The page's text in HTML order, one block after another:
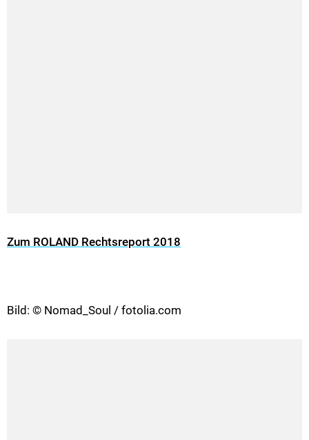
Zum ROLAND Rechtsreport 2018
Bild: © Nomad_Soul / fotolia.com